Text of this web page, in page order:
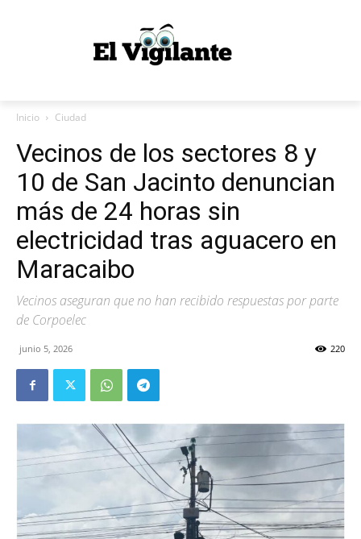
Inicio Ciudad
Vecinos de los sectores 8 y
10 de San Jacinto denuncian
más de 24 horas sin
electricidad tras aguacero en
Maracaibo
Vecinos aseguran que no han recibido respuestas por parte
de Corpoelec
junio 5, 2026 220